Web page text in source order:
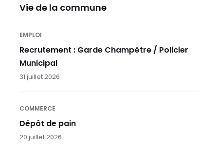
Vie de la commune
EMPLOI
Recrutement : Garde Champêtre / Policier
Municipal
31 juillet 2026
COMMERCE
Dépôt de pain
20 juillet 2026